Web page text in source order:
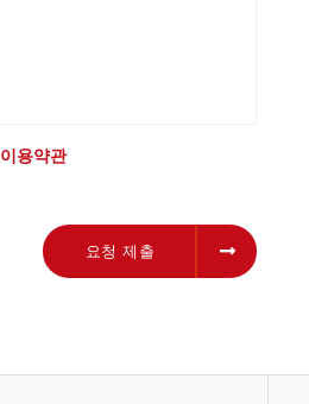
이용약관
요청 제출